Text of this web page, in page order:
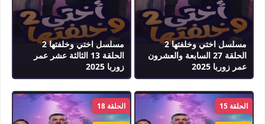
مسلسل اختي وخلفتها 2
الحلقة 27 السابعة والعشرون
عمر زوربا 2025
مسلسل اختي وخلفتها 2
الحلقة 13 الثالثة عشر عمر
زوربا 2025
الحلقة 15 الحلقة 18